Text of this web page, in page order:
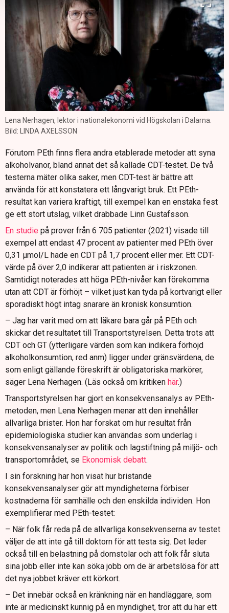
Lena Nerhagen, lektor i nationalekonomi vid Högskolan i Dalarna.
Bild: LINDA AXELSSON
Förutom PEth finns flera andra etablerade metoder att syna
alkoholvanor, bland annat det så kallade CDT-testet. De två
testerna mäter olika saker, men CDT-test är bättre att
använda för att konstatera ett långvarigt bruk. Ett PEth-
resultat kan variera kraftigt, till exempel kan en enstaka fest
ge ett stort utslag, vilket drabbade Linn Gustafsson.
En studie på prover från 6 705 patienter (2021) visade till
exempel att endast 47 procent av patienter med PEth över
0,31 μmol/L hade en CDT på 1,7 procent eller mer. Ett CDT-
värde på över 2,0 indikerar att patienten är i riskzonen.
Samtidigt noterades att höga PEth-nivåer kan förekomma
utan att CDT är förhöjt – vilket just kan tyda på kortvarigt eller
sporadiskt högt intag snarare än kronisk konsumtion.
– Jag har varit med om att läkare bara går på PEth och
skickar det resultatet till Transportstyrelsen. Detta trots att
CDT och GT (ytterligare värden som kan indikera förhöjd
alkoholkonsumtion, red anm) ligger under gränsvärdena, de
som enligt gällande föreskrift är obligatoriska markörer,
säger Lena Nerhagen. (Läs också om kritiken här.)
Transportstyrelsen har gjort en konsekvensanalys av PEth-
metoden, men Lena Nerhagen menar att den innehåller
allvarliga brister. Hon har forskat om hur resultat från
epidemiologiska studier kan användas som underlag i
konsekvensanalyser av politik och lagstiftning på miljö- och
transportområdet, se Ekonomisk debatt.
I sin forskning har hon visat hur bristande
konsekvensanalyser gör att myndigheterna förbiser
kostnaderna för samhälle och den enskilda individen. Hon
exemplifierar med PEth-testet:
– När folk får reda på de allvarliga konsekvenserna av testet
väljer de att inte gå till doktorn för att testa sig. Det leder
också till en belastning på domstolar och att folk får sluta
sina jobb eller inte kan söka jobb om de är arbetslösa för att
det nya jobbet kräver ett körkort.
– Det innebär också en kränkning när en handläggare, som
inte är medicinskt kunnig på en myndighet, tror att du har ett